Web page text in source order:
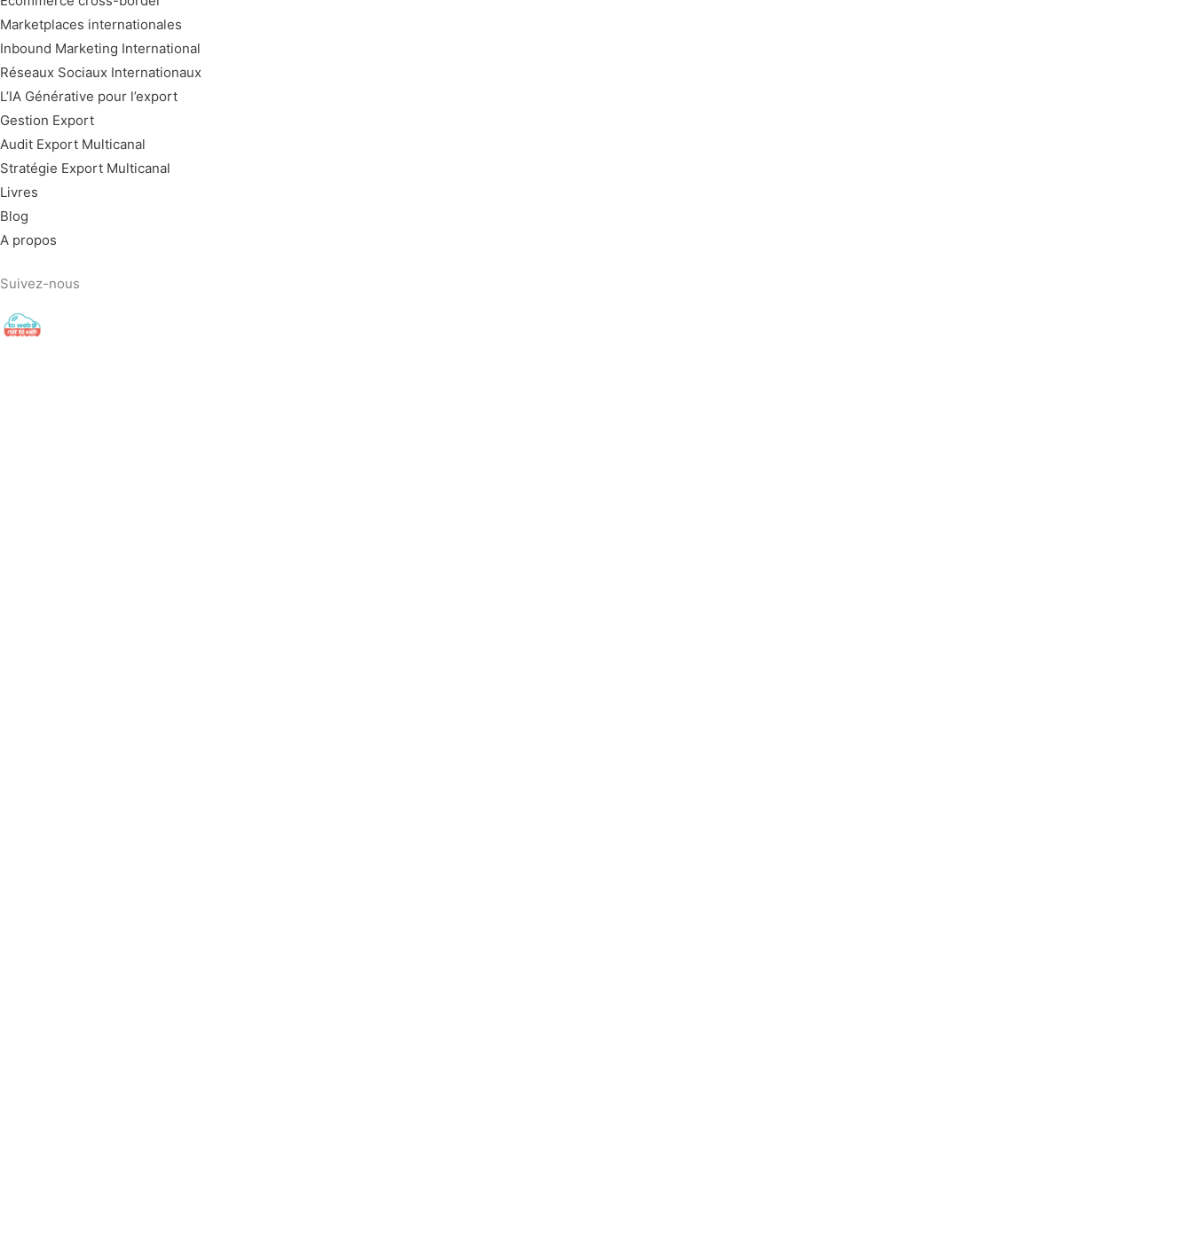
Marketplaces internationales
Inbound Marketing International
Réseaux Sociaux Internationaux
L’IA Générative pour l’export
Gestion Export
Audit Export Multicanal
Stratégie Export Multicanal
Livres
Blog
A propos
Suivez-nous